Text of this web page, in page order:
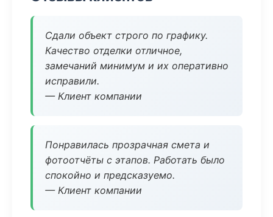
Сдали объект строго по графику.
Качество отделки отличное,
замечаний минимум и их оперативно
исправили.
— Клиент компании
Понравилась прозрачная смета и
фотоотчёты с этапов. Работать было
спокойно и предсказуемо.
— Клиент компании